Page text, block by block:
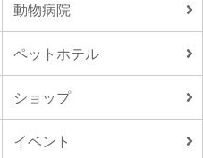
動物病院
ペットホテル
ショップ
イベント